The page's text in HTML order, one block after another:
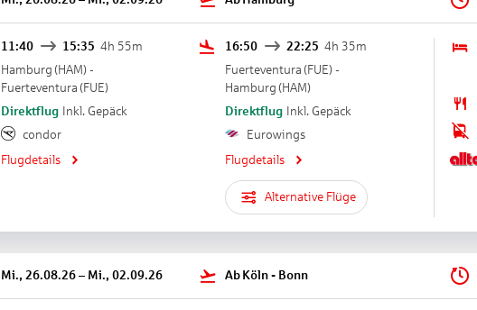
11:40 15:35 4h 55m
Hamburg (HAM) -
Fuerteventura (FUE)
Direktflug Inkl. Gepäck
condor
Flugdetails
16:50 22:25 4h 35m
Fuerteventura (FUE) -
Hamburg (HAM)
Direktflug Inkl. Gepäck
Eurowings
Flugdetails
Alternative Flüge
Mi., 26.08.26 – Mi., 02.09.26 Ab Köln - Bonn